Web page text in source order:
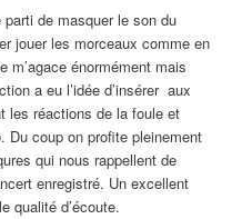
de masquer le son du
jouer les morceaux comme en
m’agace énormément mais
a eu l’idée d’insérer aux
les réactions de la foule et
Du coup on profite pleinement
qui nous rappellent de
enregistré. Un excellent
qualité d’écoute.